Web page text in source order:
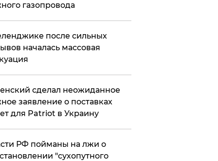
газопровода
после сильных
началась массовая
сделал неожиданное
заявление о поставках
для Patriot в Украину
РФ пойманы на лжи о
"сухопутного